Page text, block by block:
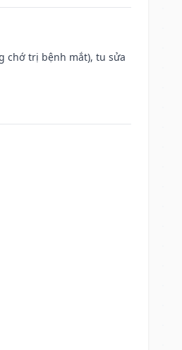
chớ trị bệnh mắt), tu sửa